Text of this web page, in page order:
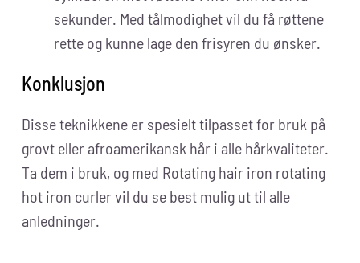
sekunder. Med tålmodighet vil du få røttene
rette og kunne lage den frisyren du ønsker.
Konklusjon
Disse teknikkene er spesielt tilpasset for bruk på
grovt eller afroamerikansk hår i alle hårkvaliteter.
Ta dem i bruk, og med Rotating hair iron rotating
hot iron curler vil du se best mulig ut til alle
anledninger.